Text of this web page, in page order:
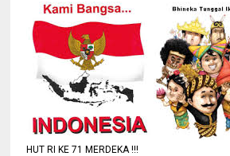
HUT RI KE 71 MERDEKA !!!